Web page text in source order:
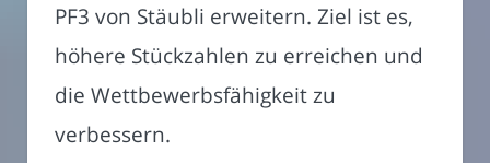
PF3 von Stäubli erweitern. Ziel ist es,
höhere Stückzahlen zu erreichen und
die Wettbewerbsfähigkeit zu
verbessern.